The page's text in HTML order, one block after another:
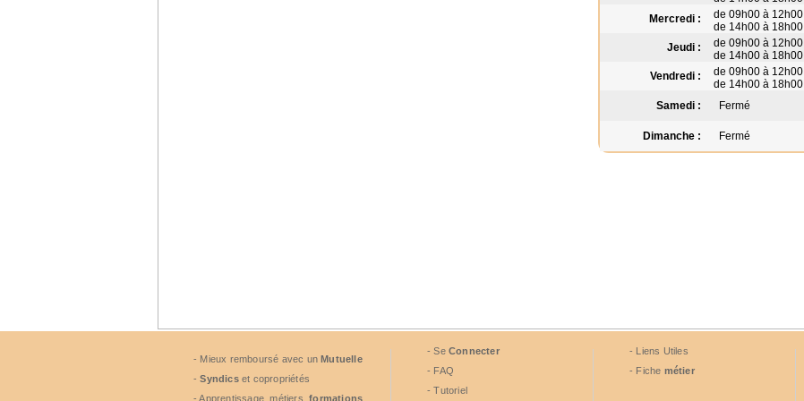
Mercredi :
de 09h00 à 12h00
de 14h00 à 18h00
Jeudi :
de 09h00 à 12h00
de 14h00 à 18h00
Vendredi :
de 09h00 à 12h00
de 14h00 à 18h00
Samedi :
Fermé
Dimanche : Fermé
- Mieux remboursé avec unMutuelle
-Syndicset copropriétés
- Apprentissage, métiers,formations
- Se Connecter
- FAQ
- Tutoriel
- Liens Utiles
- Fiche métier